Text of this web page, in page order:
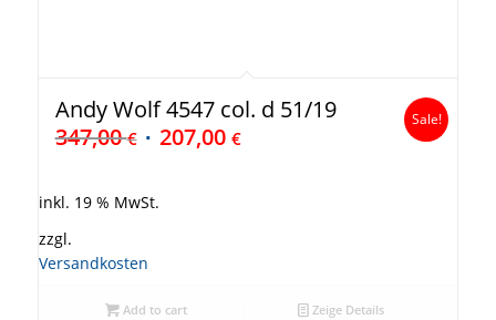
Andy Wolf 4547 col. d 51/19
347,00€ 207,00 €
Sale!
inkl. 19 % MwSt.
zzgl.
Versandkosten
Add to cart Zeige Details